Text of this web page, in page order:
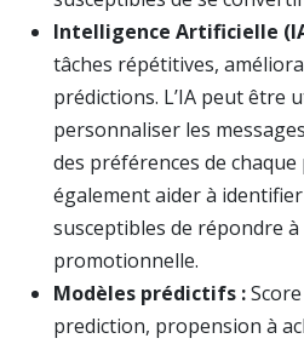
Intelligence Artificielle
tâches répétitives,
prédictions. L’IA peut être
personnaliser les
des préférences de
également aider à
susceptibles de répondre
promotionnelle.
Modèles prédictifs :
prediction, propension à